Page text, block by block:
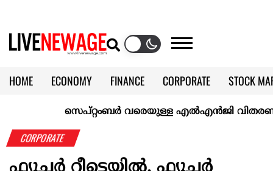
HOME ECONOMY FINANCE CORPORATE
STOCK
KERALA @70
സെപ്റ്റംബർ വരെയുള്ള എൽഎൻജി വിതരണം
CORPORATE